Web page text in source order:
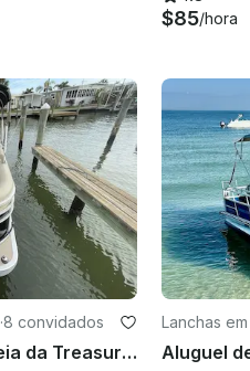
$85/hora
·8 convidados
Cruze os bancos de areia da Treasure Island em um barco flutuante Bennington SSX de 20 pés
Lanchas